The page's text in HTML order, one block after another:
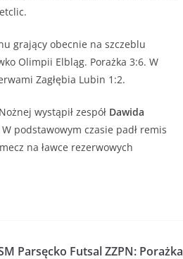
obecnie na szczeblu
Olimpii Elbląg. Porażka 3:6. W
Zagłębia Lubin 1:2.
wystąpił zespół Dawida
W podstawowym czasie padł remis
na ławce rezerwowych
Parsęcko Futsal ZZPN: Porażka